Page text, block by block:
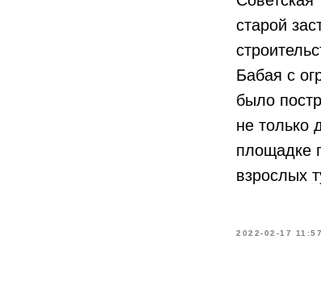
старой
Бабая с
было
не только
площадке
взрослых
2022-02-17 11:57